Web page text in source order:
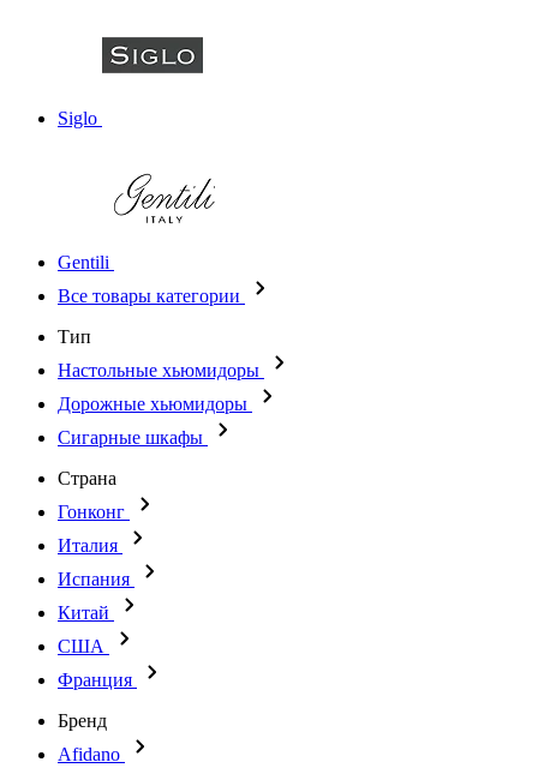
Siglo
Gentili
Все товары категории
Тип
Настольные хьюмидоры
Дорожные хьюмидоры
Сигарные шкафы
Страна
Гонконг
Италия
Испания
Китай
США
Франция
Бренд
Afidano